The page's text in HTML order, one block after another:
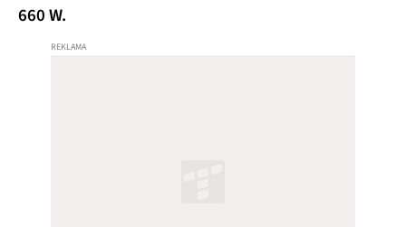
660 W.